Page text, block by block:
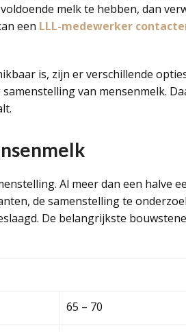
melk te hebben, dan
een LLL-medewerker
is, zijn er verschillende
van mensenmelk.
Al meer dan een halve
de samenstelling te
De belangrijkste
65 – 70